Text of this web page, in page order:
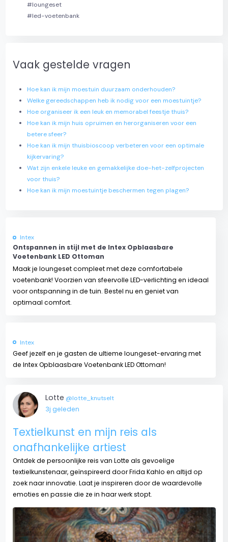
#loungeset
#led-voetenbank
Vaak gestelde vragen
Hoe kan ik mijn moestuin duurzaam onderhouden?
Welke gereedschappen heb ik nodig voor een moestuintje?
Hoe organiseer ik een leuk en memorabel feestje thuis?
Hoe kan ik mijn huis opruimen en herorganiseren voor een
betere sfeer?
Hoe kan ik mijn thuisbioscoop verbeteren voor een optimale
kijkervaring?
Wat zijn enkele leuke en gemakkelijke doe-het-zelfprojecten
voor thuis?
Hoe kan ik mijn moestuintje beschermen tegen plagen?
Intex
Ontspannen in stijl met de Intex Opblaasbare
Voetenbank LED Ottoman
Maak je loungeset compleet met deze comfortabele
voetenbank! Voorzien van sfeervolle LED-verlichting en ideaal
voor ontspanning in de tuin. Bestel nu en geniet van
optimaal comfort.
Intex
Geef jezelf en je gasten de ultieme loungeset-ervaring met
de Intex Opblaasbare Voetenbank LED Ottoman!
Lotte @lotte_knutselt
3j geleden
Textielkunst en mijn reis als
onafhankelijke artiest
Ontdek de persoonlijke reis van Lotte als gevoelige
textielkunstenaar, geïnspireerd door Frida Kahlo en altijd op
zoek naar innovatie. Laat je inspireren door de waardevolle
emoties en passie die ze in haar werk stopt.